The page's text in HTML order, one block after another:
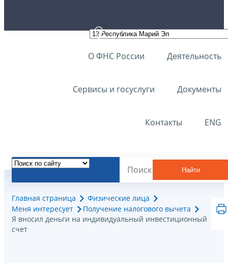
О ФНС России Деятельность
Сервисы и госуслуги Документы
Контакты ENG
Найти
Главная страница
Физические лица
Меня интересует
Получение налогового вычета
Я вносил деньги на индивидуальный инвестиционный
счет